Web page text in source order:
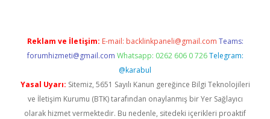
Reklam ve İletişim: E-mail: backlinkpaneli@gmail.com Teams:
forumhizmeti@gmail.com Whatsapp: 0262 606 0 726 Telegram:
@karabul
Yasal Uyarı: Sitemiz, 5651 Sayılı Kanun gereğince Bilgi Teknolojileri
ve İletişim Kurumu (BTK) tarafından onaylanmış bir Yer Sağlayıcı
olarak hizmet vermektedir. Bu nedenle, sitedeki içerikleri proaktif